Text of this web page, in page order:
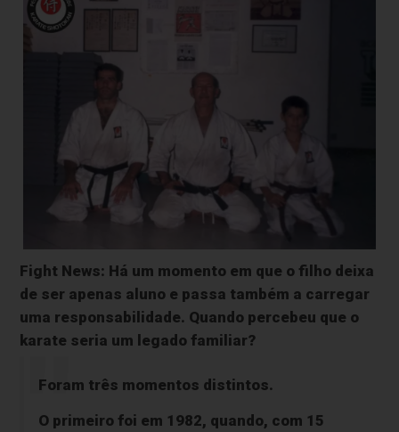
Fight News: Há um momento em que o filho deixa
de ser apenas aluno e passa também a carregar
uma responsabilidade. Quando percebeu que o
karate seria um legado familiar?
Foram três momentos distintos.
O primeiro foi em 1982, quando, com 15